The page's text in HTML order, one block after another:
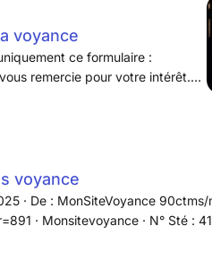
voyance
ce formulaire :
remercie pour votre intérêt.
que vous lui
vigilance URSSAF ou RSI.
voyance
· De : MonSiteVoyance 90ctms/
· Monsitevoyance · N° Sté :